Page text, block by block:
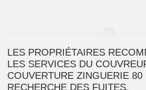
LES PROPRIÉTAIRES
LES SERVICES DU
COUVERTURE ZINGUERIE 80
RECHERCHE DES FUITES.